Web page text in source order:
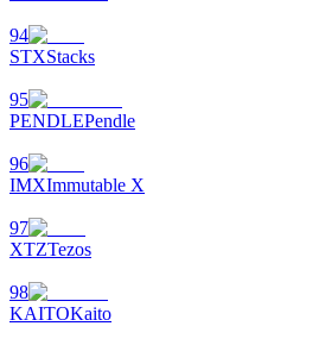
94
STXStacks
95
PENDLEPendle
96
IMXImmutable X
97
XTZTezos
98
KAITOKaito